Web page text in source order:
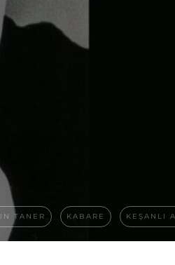
TANER KABARE KEŞANLI